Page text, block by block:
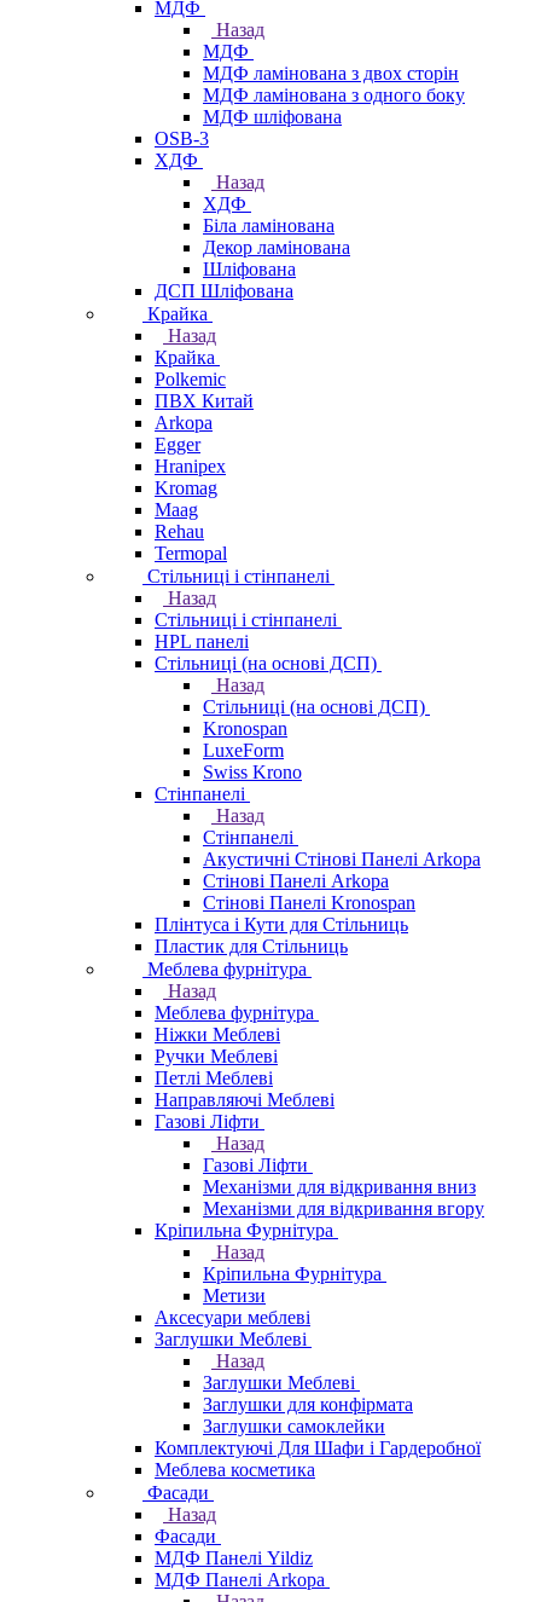
МДФ
Назад
МДФ
МДФ ламінована з двох сторін
МДФ ламінована з одного боку
МДФ шліфована
OSB-3
ХДФ
Назад
ХДФ
Біла ламінована
Декор ламінована
Шліфована
ДСП Шліфована
Крайка
Назад
Крайка
Polkemic
ПВХ Китай
Arkopa
Egger
Hranipex
Kromag
Maag
Rehau
Termopal
Стільниці і стінпанелі
Назад
Стільниці і стінпанелі
HPL панелі
Стільниці (на основі ДСП)
Назад
Стільниці (на основі ДСП)
Kronospan
LuxeForm
Swiss Krono
Стінпанелі
Назад
Стінпанелі
Акустичні Стінові Панелі Аrkopa
Стінові Панелі Arkopa
Стінові Панелі Kronospan
Плінтуса і Кути для Стільниць
Пластик для Стільниць
Меблева фурнітура
Назад
Меблева фурнітура
Ніжки Меблеві
Ручки Меблеві
Петлі Меблеві
Направляючі Меблеві
Газові Ліфти
Назад
Газові Ліфти
Механізми для відкривання вниз
Механізми для відкривання вгору
Кріпильна Фурнітура
Назад
Кріпильна Фурнітура
Метизи
Аксесуари меблеві
Заглушки Меблеві
Назад
Заглушки Меблеві
Заглушки для конфірмата
Заглушки самоклейки
Комплектуючі Для Шафи і Гардеробної
Меблева косметика
Фасади
Назад
Фасади
МДФ Панелі Yildiz
МДФ Панелі Arkopa